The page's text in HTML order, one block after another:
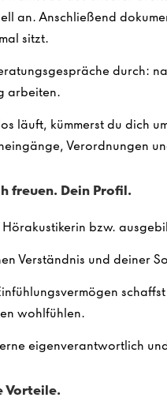
an. Anschließend
sitzt.
durch:
arbeiten.
läuft, kümmerst du dich
Verordnungen
freuen. Dein Profil.
bzw.
Verständnis und deiner
wohlfühlen.
eigenverantwortlich
Vorteile.